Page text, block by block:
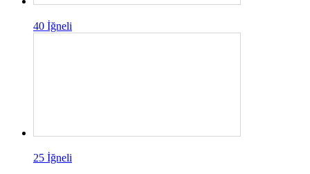
40 İğneli
25 İğneli